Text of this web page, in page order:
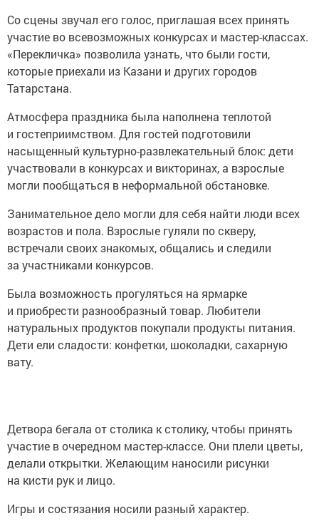
Со сцены звучал его голос, приглашая всех принять
участие во всевозможных конкурсах и мастер-классах.
«Перекличка» позволила узнать, что были гости,
которые приехали из Казани и других городов
Татарстана.
Атмосфера праздника была наполнена теплотой
и гостеприимством. Для гостей подготовили
насыщенный культурно-развлекательный блок: дети
участвовали в конкурсах и викторинах, а взрослые
могли пообщаться в неформальной обстановке.
Занимательное дело могли для себя найти люди всех
возрастов и пола. Взрослые гуляли по скверу,
встречали своих знакомых, общались и следили
за участниками конкурсов.
Была возможность прогуляться на ярмарке
и приобрести разнообразный товар. Любители
натуральных продуктов покупали продукты питания.
Дети ели сладости: конфетки, шоколадки, сахарную
вату.
Детвора бегала от столика к столику, чтобы принять
участие в очередном мастер-классе. Они плели цветы,
делали открытки. Желающим наносили рисунки
на кисти рук и лицо.
Игры и состязания носили разный характер.